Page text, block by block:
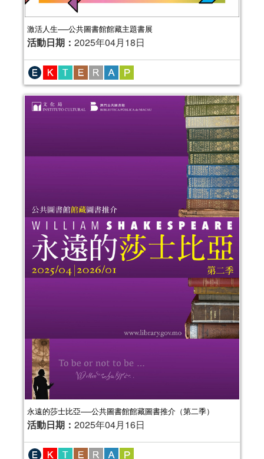
激活人生──公共圖書館館藏主題書展
活動日期： 2025年04月18日
永遠的莎士比亞──公共圖書館館藏圖書推介（第二季）
活動日期： 2025年04月16日